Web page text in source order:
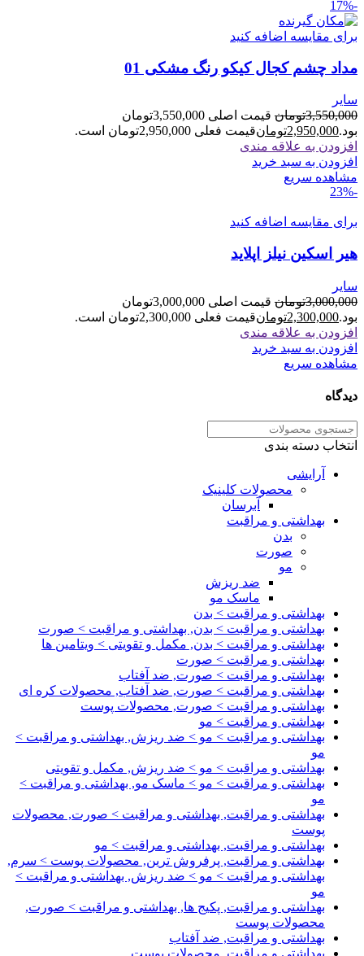
-17%
برای مقایسه اضافه کنید
مداد چشم کجال کیکو رنگ مشکی 01
سایر
3,550,000تومان
قیمت اصلی 3,550,000تومان
بود.2,950,000تومانقیمت فعلی 2,950,000تومان است.
افزودن به علاقه مندی
افزودن به سبد خرید
مشاهده سریع
-23%
برای مقایسه اضافه کنید
هیر اسکین نیلز اپلاید
سایر
3,000,000تومان
قیمت اصلی 3,000,000تومان
بود.2,300,000تومانقیمت فعلی 2,300,000تومان است.
افزودن به علاقه مندی
افزودن به سبد خرید
مشاهده سریع
دیدگاه
انتخاب دسته بندی
آرایشی
محصولات کلینیک
آبرسان
بهداشتی و مراقبت
بدن
صورت
مو
ضد ریزش
ماسک مو
بهداشتی و مراقبت > بدن
بهداشتی و مراقبت > بدن, بهداشتی و مراقبت > صورت
بهداشتی و مراقبت > بدن, مکمل و تقویتی > ویتامین ها
بهداشتی و مراقبت > صورت
بهداشتی و مراقبت > صورت, ضد آفتاب
بهداشتی و مراقبت > صورت, ضد آفتاب, محصولات کره ای
بهداشتی و مراقبت > صورت, محصولات پوست
بهداشتی و مراقبت > مو
بهداشتی و مراقبت > مو > ضد ریزش, بهداشتی و مراقبت >
مو
بهداشتی و مراقبت > مو > ضد ریزش, مکمل و تقویتی
بهداشتی و مراقبت > مو > ماسک مو, بهداشتی و مراقبت >
مو
بهداشتی و مراقبت, بهداشتی و مراقبت > صورت, محصولات
پوست
بهداشتی و مراقبت, بهداشتی و مراقبت > مو
بهداشتی و مراقبت, پرفروش ترین, محصولات پوست > سرم,
بهداشتی و مراقبت > مو > ضد ریزش, بهداشتی و مراقبت >
مو
بهداشتی و مراقبت, پکیج ها, بهداشتی و مراقبت > صورت,
محصولات پوست
بهداشتی و مراقبت, ضد آفتاب